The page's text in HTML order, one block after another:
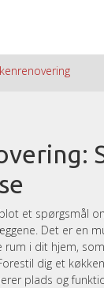
et spørgsmål
Det er en
rum i dit hjem,
dig et
plads og